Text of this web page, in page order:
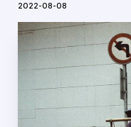
2022-08-08